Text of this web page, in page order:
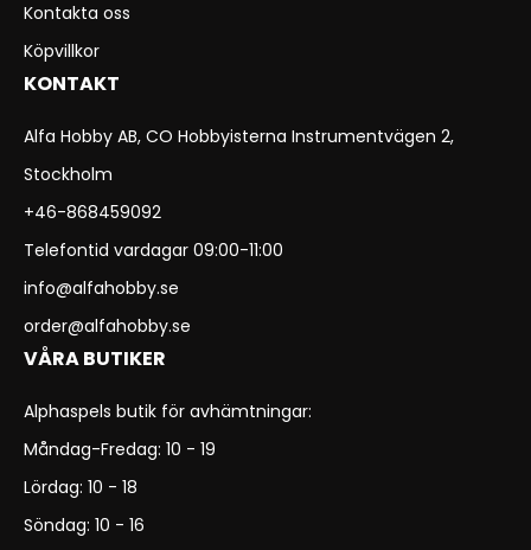
Kontakta oss
Köpvillkor
KONTAKT
Alfa Hobby AB, CO Hobbyisterna Instrumentvägen 2,
Stockholm
+46-868459092
Telefontid vardagar 09:00-11:00
info@alfahobby.se
order@alfahobby.se
VÅRA BUTIKER
Alphaspels butik för avhämtningar:
Måndag-Fredag: 10 - 19
Lördag: 10 - 18
Söndag: 10 - 16